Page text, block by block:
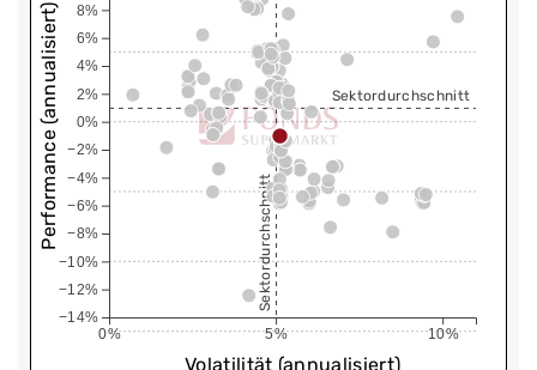
0% 5% 10%
−14%
−12%
−10%
−8%
−6%
−4%
−2%
0%
2%
4%
6%
8%
Sektordurchschnitt
Sektordurchschnitt
Volatilität (annualisiert)
Performance (annualisiert)